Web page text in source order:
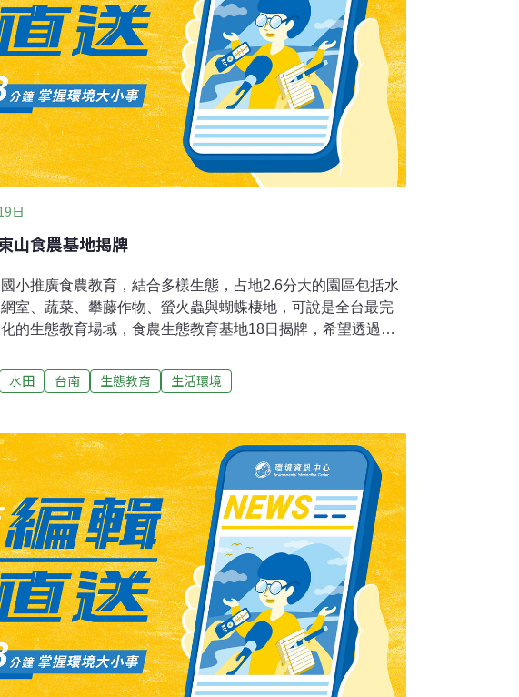
日
山食農基地揭牌
小推廣食農教育，結合多樣生態，占地2.6分大的園區包括水
室、蔬菜、攀藤作物、螢火蟲與蝴蝶棲地，可說是全台最完
的生態教育場域，食農生態教育基地18日揭牌，希望透過體
2.6分，共規畫三個水田區，種植50種樣本稻、菱角、蓮花與
網室栽種洋香瓜、蕃茄等，還有種植豆類、百香果的攀藤作
還有百大青農林俊儀擔任講師，非常專業。
水田 台南 生態教育 生活環境